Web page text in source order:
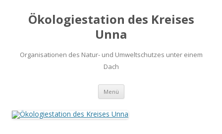
Ökologiestation des Kreises
Unna
Organisationen des Natur- und Umweltschutzes unter einem
Dach
Menü Zum
springen